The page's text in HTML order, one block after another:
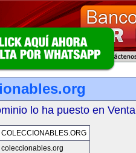
lo ha puesto en Venta
COLECCIONABLES.ORG
coleccionables.org